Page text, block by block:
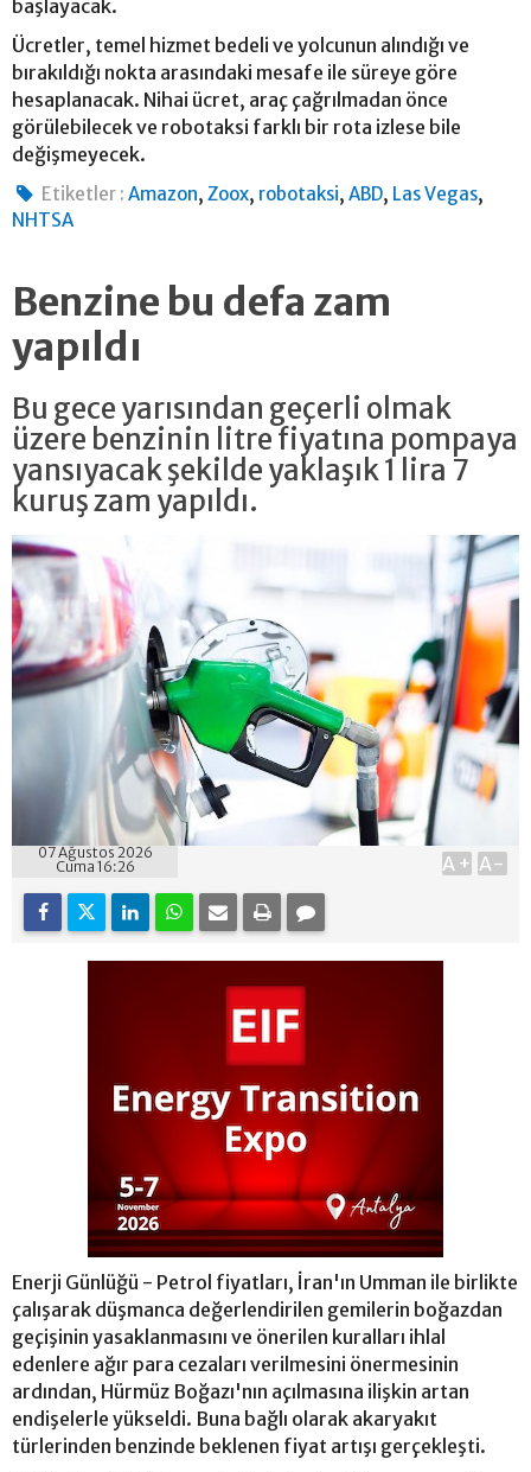
başlayacak.
Ücretler, temel hizmet bedeli ve yolcunun alındığı ve
bırakıldığı nokta arasındaki mesafe ile süreye göre
hesaplanacak. Nihai ücret, araç çağrılmadan önce
görülebilecek ve robotaksi farklı bir rota izlese bile
değişmeyecek.
Etiketler : Amazon,Zoox, robotaksi,ABD, Las Vegas,
NHTSA
Benzine bu defa zam
yapıldı
Bu gece yarısından geçerli olmak
üzere benzinin litre fiyatına pompaya
yansıyacak şekilde yaklaşık 1 lira 7
kuruş zam yapıldı.
07 Ağustos 2026
Cuma 16:26
A+ A-
Enerji Günlüğü - Petrol fiyatları, İran'ın Umman ile birlikte
çalışarak düşmanca değerlendirilen gemilerin boğazdan
geçişinin yasaklanmasını ve önerilen kuralları ihlal
edenlere ağır para cezaları verilmesini önermesinin
ardından, Hürmüz Boğazı'nın açılmasına ilişkin artan
endişelerle yükseldi. Buna bağlı olarak akaryakıt
türlerinden benzinde beklenen fiyat artışı gerçekleşti.